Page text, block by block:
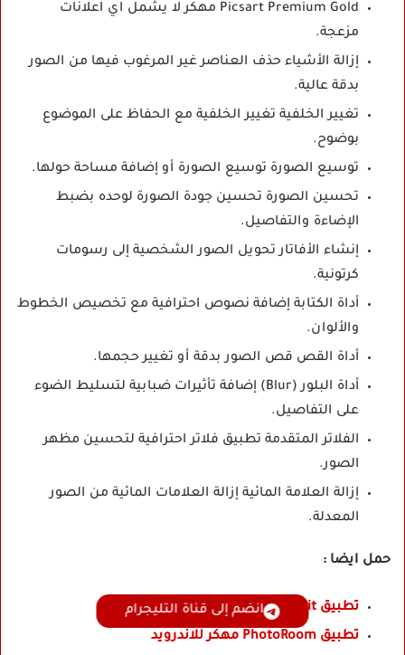
Picsart Premium Gold مهكر لا يشمل اي اعلانات
مزعجة.
إزالة الأشياء حذف العناصر غير المرغوب فيها من الصور
بدقة عالية.
تغيير الخلفية تغيير الخلفية مع الحفاظ على الموضوع
بوضوح.
توسيع الصورة توسيع الصورة أو إضافة مساحة حولها.
تحسين الصورة تحسين جودة الصورة لوحده بضبط
الإضاءة والتفاصيل.
إنشاء الأفاتار تحويل الصور الشخصية إلى رسومات
كرتونية.
أداة الكتابة إضافة نصوص احترافية مع تخصيص الخطوط
والألوان.
أداة القص قص الصور بدقة أو تغيير حجمها.
أداة البلور (Blur) إضافة تأثيرات ضبابية لتسليط الضوء
على التفاصيل.
الفلاتر المتقدمة تطبيق فلاتر احترافية لتحسين مظهر
الصور.
إزالة العلامة المائية إزالة العلامات المائية من الصور
المعدلة.
حمل ايضا :
تطبيق SnapEdit مهكر للاندرويد
تطبيق PhotoRoom مهكر للاندرويد
انضم إلى قناة التليجرام